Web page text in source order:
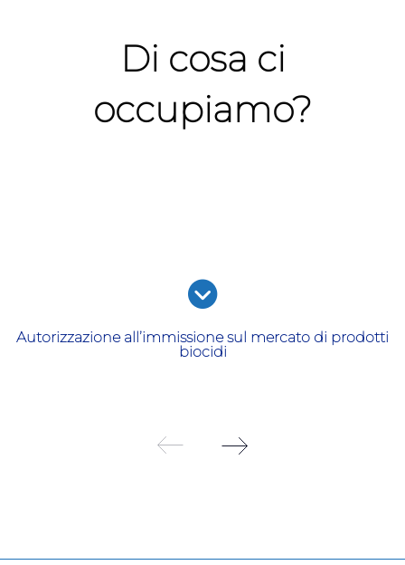
Di cosa ci
occupiamo?
Autorizzazione all’immissione sul mercato di prodotti
biocidi